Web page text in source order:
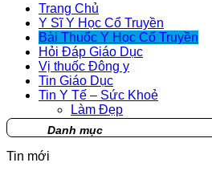
Trang Chủ
Y Sĩ Y Học Cổ Truyền
Bài Thuốc Y Học Cổ Truyền
Hỏi Đáp Giáo Dục
Vị thuốc Đông y
Tin Giáo Dục
Tin Y Tế – Sức Khoẻ
Làm Đẹp
Danh mục
Tin mới